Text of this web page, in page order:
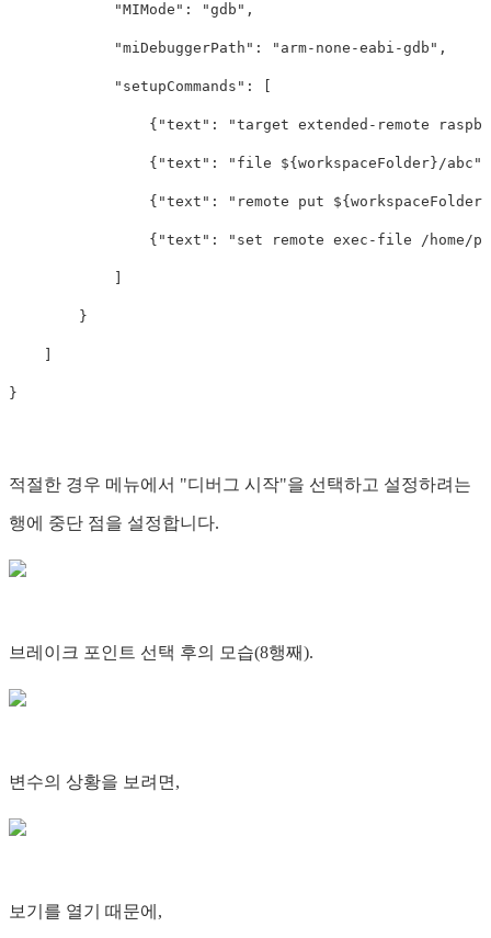
"MIMode" : "gdb" ,
"miDebuggerPath" : "arm-none-eabi-gdb" ,
"setupCommands" :
{ "text" : "target extended-remote
{ "text" : "file ${workspaceFolder}/abc"
{ "text" : "remote put
{ "text" : "set remote exec-file /home/
}
}
적절한 경우 메뉴에서 "디버그 시작"을 선택하고 설정하려는
행에 중단 점을 설정합니다.
브레이크 포인트 선택 후의 모습(8행째).
변수의 상황을 보려면,
보기를 열기 때문에,